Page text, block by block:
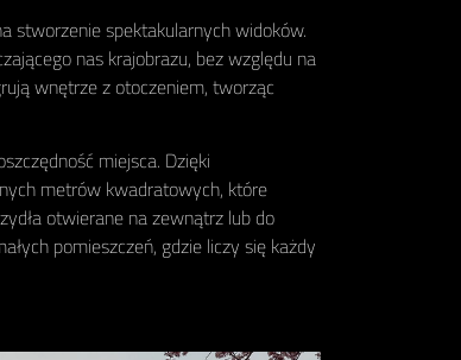
stworzenie spektakularnych widoków.
nas krajobrazu, bez względu na
wnętrze z otoczeniem, tworząc
miejsca. Dzięki
metrów kwadratowych, które
otwierane na zewnątrz lub do
pomieszczeń, gdzie liczy się każdy